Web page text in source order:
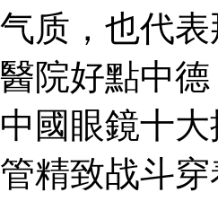
气质，也代
醫院好點中
中國眼鏡十大
管精致战斗